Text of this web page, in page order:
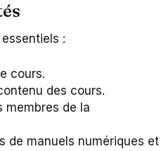
:
cours.
des cours.
membres de la
de manuels numériques et